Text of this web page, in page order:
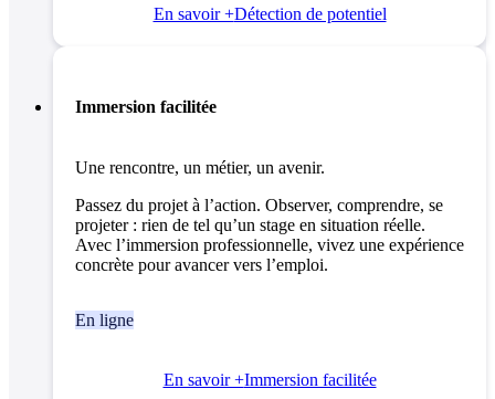
En savoir +Détection de potentiel
Immersion facilitée
Une rencontre, un métier, un avenir.
Passez du projet à l’action. Observer, comprendre, se
projeter : rien de tel qu’un stage en situation réelle.
Avec l’immersion professionnelle, vivez une expérience
concrète pour avancer vers l’emploi.
En ligne
En savoir +Immersion facilitée